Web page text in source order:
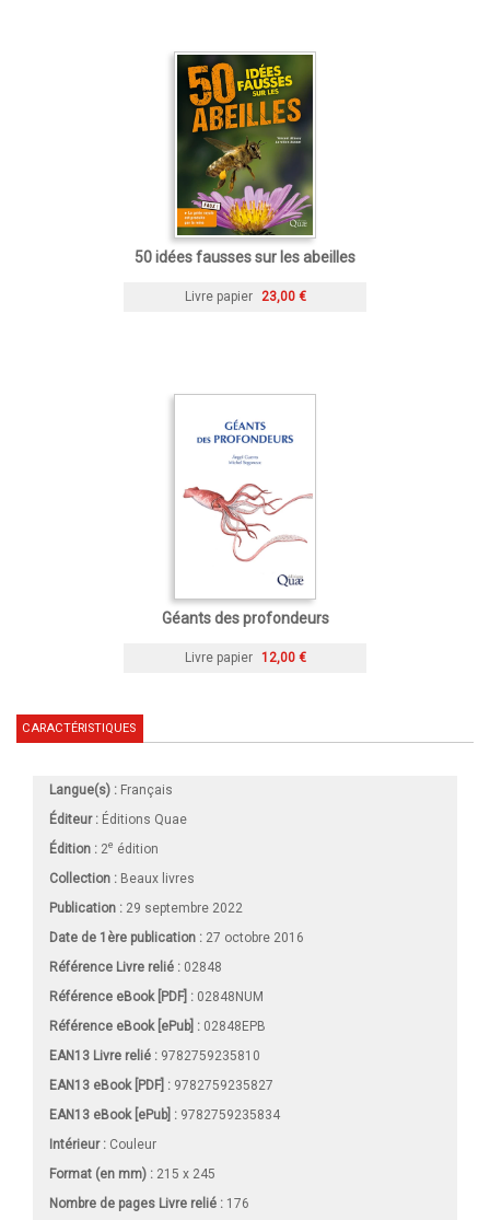
50 idées fausses sur les abeilles
Livre papier 23,00 €
Géants des profondeurs
Livre papier 12,00 €
CARACTÉRISTIQUES
Langue(s) : Français
Éditeur : Éditions Quae
Édition : 2e édition
Collection : Beaux livres
Publication : 29 septembre 2022
Date de 1ère publication : 27 octobre 2016
Référence Livre relié : 02848
Référence eBook [PDF] : 02848NUM
Référence eBook [ePub] : 02848EPB
EAN13 Livre relié : 9782759235810
EAN13 eBook [PDF] : 9782759235827
EAN13 eBook [ePub] : 9782759235834
Intérieur : Couleur
Format (en mm) : 215 x 245
Nombre de pages Livre relié : 176